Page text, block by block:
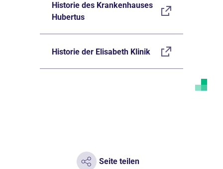
Historie des Krankenhauses
Hubertus
Historie der Elisabeth Klinik
Seite teilen